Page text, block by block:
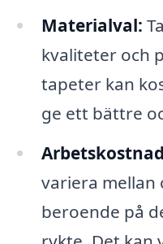
Materialval:
kvaliteter och
tapeter kan
ge ett bättre
variera mellan
beroende på